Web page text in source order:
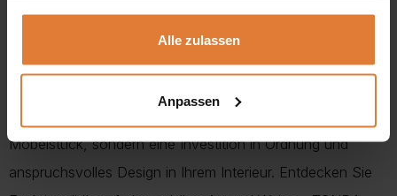
gesammelt haben.
Alle zulassen
Anpassen
Möbelstück, sondern eine Investition in Ordnung und
anspruchsvolles Design in Ihrem Interieur. Entdecken Sie